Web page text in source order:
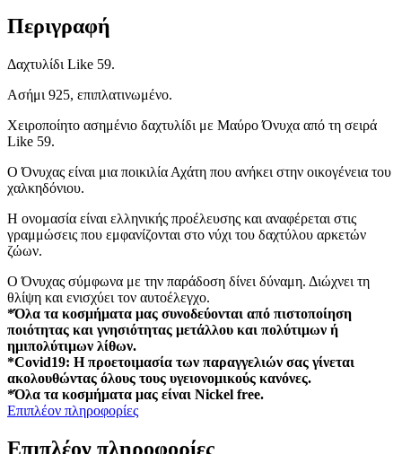
Περιγραφή
Δαχτυλίδι Like 59.
Ασήμι 925, επιπλατινωμένο.
Χειροποίητο ασημένιο δαχτυλίδι με Μαύρο Όνυχα από τη σειρά
Like 59.
Ο Όνυχας είναι μια ποικιλία Αχάτη που ανήκει στην οικογένεια του
χαλκηδόνιου.
Η ονομασία είναι ελληνικής προέλευσης και αναφέρεται στις
γραμμώσεις που εμφανίζονται στο νύχι του δαχτύλου αρκετών
ζώων.
Ο Όνυχας σύμφωνα με την παράδοση δίνει δύναμη. Διώχνει τη
θλίψη και ενισχύει τον αυτοέλεγχο.
*Όλα τα κοσμήματα μας συνοδεύονται από πιστοποίηση
ποιότητας και γνησιότητας μετάλλου και πολύτιμων ή
ημιπολύτιμων λίθων.
*Covid19: Η προετοιμασία των παραγγελιών σας γίνεται
ακολουθώντας όλους τους υγειονομικούς κανόνες.
*Όλα τα κοσμήματα μας είναι Nickel free.
Επιπλέον πληροφορίες
Επιπλέον πληροφορίες